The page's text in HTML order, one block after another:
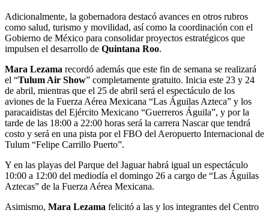
Adicionalmente, la gobernadora destacó avances en otros rubros
como salud, turismo y movilidad, así como la coordinación con el
Gobierno de México para consolidar proyectos estratégicos que
impulsen el desarrollo de Quintana Roo.
Mara Lezama recordó además que este fin de semana se realizará
el “Tulum Air Show” completamente gratuito. Inicia este 23 y 24
de abril, mientras que el 25 de abril será el espectáculo de los
aviones de la Fuerza Aérea Mexicana “Las Águilas Azteca” y los
paracaidistas del Ejército Mexicano “Guerreros Águila”, y por la
tarde de las 18:00 a 22:00 horas será la carrera Nascar que tendrá
costo y será en una pista por el FBO del Aeropuerto Internacional de
Tulum “Felipe Carrillo Puerto”.
Y en las playas del Parque del Jaguar habrá igual un espectáculo
10:00 a 12:00 del mediodía el domingo 26 a cargo de “Las Águilas
Aztecas” de la Fuerza Aérea Mexicana.
Asimismo, Mara Lezama felicitó a las y los integrantes del Centro